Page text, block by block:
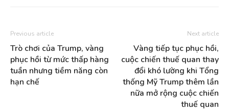
Previous article
Trò chơi của Trump, vàng
phục hồi từ mức thấp hàng
tuần nhưng tiềm năng còn
hạn chế
Next article
Vàng tiếp tục phục hồi,
cuộc chiến thuế quan thay
đổi khó lường khi Tổng
thống Mỹ Trump thêm lần
nữa mở rộng cuộc chiến
thuế quan